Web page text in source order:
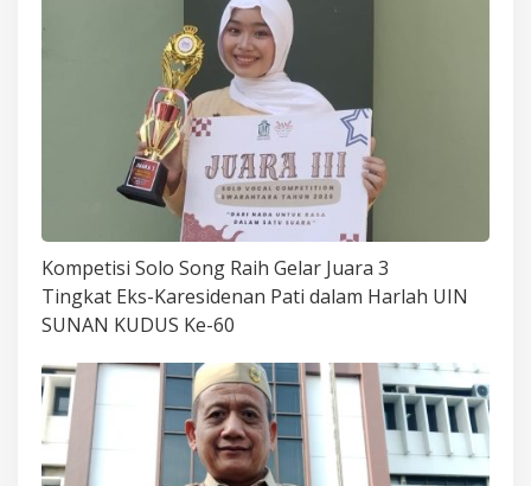
Kompetisi Solo Song Raih Gelar Juara 3
Tingkat Eks-Karesidenan Pati dalam Harlah UIN
SUNAN KUDUS Ke-60